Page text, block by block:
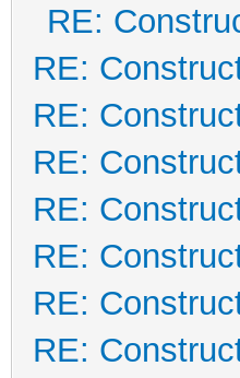
RE:
RE:
RE:
RE:
RE:
RE:
RE:
RE: